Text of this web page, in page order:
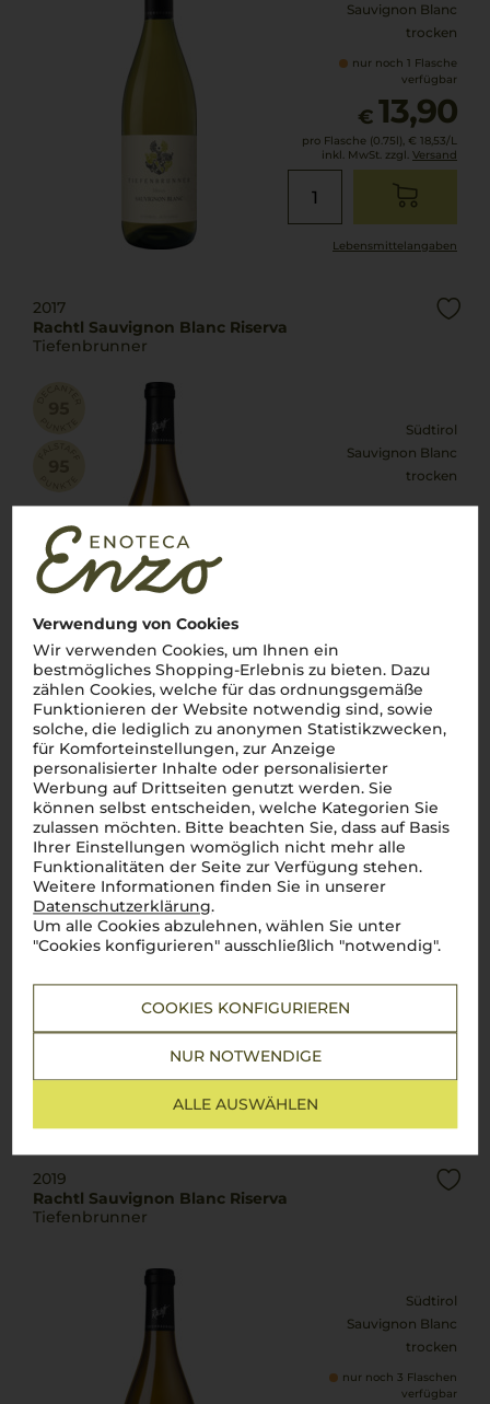
Verwendung von Cookies
Wir verwenden Cookies, um Ihnen ein
bestmögliches Shopping-Erlebnis zu bieten. Dazu
zählen Cookies, welche für das ordnungsgemäße
Funktionieren der Website notwendig sind, sowie
solche, die lediglich zu anonymen Statistikzwecken,
für Komforteinstellungen, zur Anzeige
personalisierter Inhalte oder personalisierter
Werbung auf Drittseiten genutzt werden. Sie
können selbst entscheiden, welche Kategorien Sie
zulassen möchten. Bitte beachten Sie, dass auf Basis
Ihrer Einstellungen womöglich nicht mehr alle
Funktionalitäten der Seite zur Verfügung stehen.
Weitere Informationen finden Sie in unserer
Datenschutzerklärung.
Um alle Cookies abzulehnen, wählen Sie unter
"Cookies konfigurieren" ausschließlich "notwendig".
COOKIES KONFIGURIEREN
NUR NOTWENDIGE
ALLE AUSWÄHLEN
Sauvignon Blanc
trocken
nur noch 1 Flasche
verfügbar
€ 13,90
pro Flasche (0.75l), € 18,53/L
inkl. MwSt. zzgl. Versand
Lebensmittel­angaben
2017
Rachtl Sauvignon Blanc Riserva
Tiefenbrunner
Südtirol
Sauvignon Blanc
trocken
Lebensmittel­angaben
2021
Rachtl Sauvignon Blanc Riserva
Tiefenbrunner
Sauvignon Blanc
nur noch 3 Flaschen
verfügbar
€ 69,90
pro Flasche (0.75l),
2019
Rachtl Sauvignon Blanc Riserva
Tiefenbrunner
Südtirol
Sauvignon Blanc
trocken
nur noch 3 Flaschen
verfügbar